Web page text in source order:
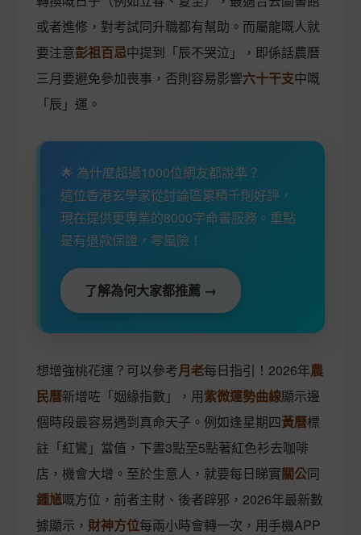
或者進修，對考試同升職都有幫助。而屬龍嘅人就
要注意彭祖百忌中提到「辰不哭泣」，即係話農曆
三月要避免參加喪事，否則容易影響六十干支中嘅
「辰」運。
🌟 為什麼超過1000位網友都說準？
這位香港玄學家從討論區累積千則好評，
現在提供更專業的8000字命書服務。重點
是有退款保證，零風險！
了解為何大家都推薦 →
想增強桃花運？可以參考月老每日指引！2026年農
民曆新增咗「姻緣指數」，用紫微運勢曲線顯示邊
個時段最容易遇到真命天子。例如逢星期四黃曆標
註「紅鸞」當值，下晝3點至5點著紅色衫去咖啡
店，機會大增。至於生意人，就要每日睇實關公同
鍾馗嘅方位，前者主財、後者辟邪，2026年最新數
據顯示， 財神方位每兩小時會轉一次，用手機APP